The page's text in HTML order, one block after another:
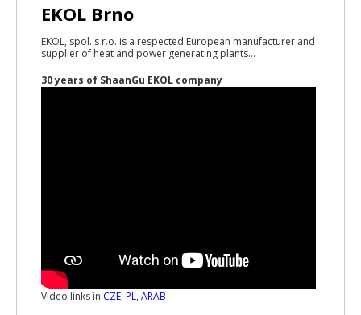
EKOL Brno
EKOL, spol. s r.o. is a respected European manufacturer and
supplier of heat and power generating plants...
30 years of ShaanGu EKOL company
Video links in CZE, PL, ARAB